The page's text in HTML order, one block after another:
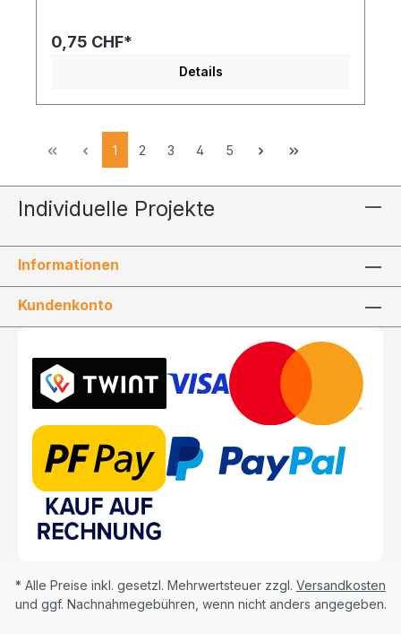
0,75 CHF*
Details
1 2 3 4 5
Individuelle Projekte
Informationen
Kundenkonto
* Alle Preise inkl. gesetzl. Mehrwertsteuer zzgl. Versandkosten
und ggf. Nachnahmegebühren, wenn nicht anders angegeben.